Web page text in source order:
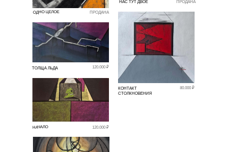
ПРОДАНА
КОНТАКТ
СТОЛКНОВЕНИЯ
80.000 ₽
ОДНО ЦЕЛОЕ
НАЧАЛО 120.000 ₽
НАС ТУТ ДВОЕ ПРОДАНА
ТОЛЩА ЛЬДА 120.000 ₽